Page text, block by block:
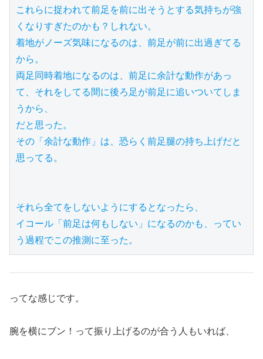
これらに捉われて前足を前に出そうとする気持ちが強
くなりすぎたのかも？しれない。
着地がノーズ気味になるのは、前足が前に出過ぎてる
から。
両足同時着地になるのは、前足に余計な動作があっ
て、それをしてる間に後ろ足が前足に追いついてしま
うから、
だと思った。
その「余計な動作」は、恐らく前足腿の持ち上げだと
思ってる。
それら全てをしないようにするとなったら、
イコール「前足は何もしない」になるのかも、ってい
う過程でこの推測に至った。
ってな感じです。
腕を横にブン！って振り上げるのが合う人もいれば、